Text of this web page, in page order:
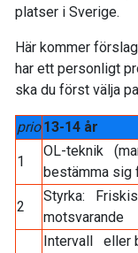
platser i Sverige.
Här kommer
har ett personligt
ska du först välja
prio 13-14 år
1
OL-teknik
bestämma sig
2
Styrka:
motsvarande
Intervall eller